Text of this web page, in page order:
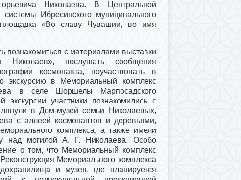
Николаева. В Центральной
системы Ибресинского муниципального
площадка «Во славу Чувашии, во имя
познакомиться с материалами выставки
Николаев», послушать сообщения
космонавта, поучаствовать в
экскурсию в Мемориальный комплекс
в селе Шоршелы Марпосадского
экскурсии участники познакомились с
в Дом-музей семьи Николаевых,
с аллеей космонавтов и деревьями,
комплекса, а также имели
над могилой А. Г. Николаева. Особо
о том, что Мемориальный комплекс
Мемориального комплекса
и музея, где планируется